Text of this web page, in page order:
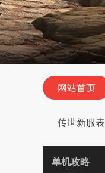
网站首页
传世新服表
单机攻略